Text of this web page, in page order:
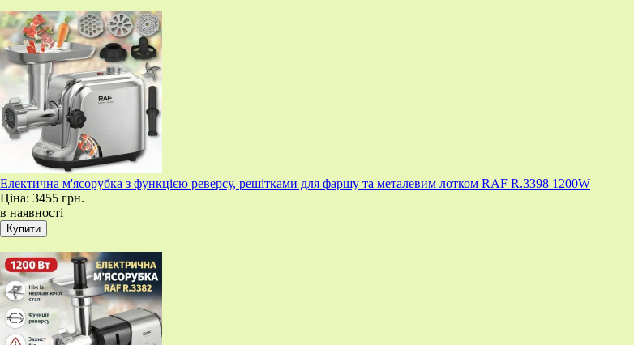
Електична м'ясорубка з функцією реверсу, решітками для фаршу та металевим лотком RAF R.3398 1200W
Ціна: 3455 грн.
в наявності